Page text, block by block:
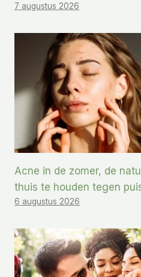
7 augustus 2026
Acne in de zomer, de
thuis te houden tegen
6 augustus 2026